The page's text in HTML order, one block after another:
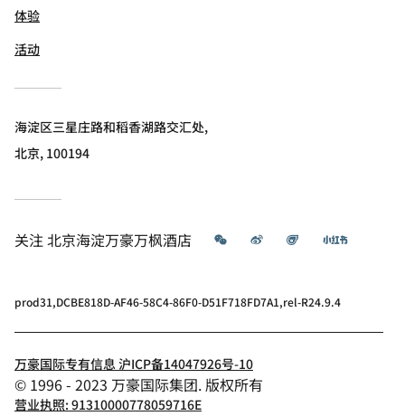
体验
活动
海淀区三星庄路和稻香湖路交汇处,
北京, 100194
关注北京海淀万豪万枫酒店 微信 微博 飞猪 小红书
prod31,DCBE818D-AF46-58C4-86F0-D51F718FD7A1,rel-R24.9.4
万豪国际专有信息 沪ICP备14047926号-10
© 1996 - 2023 万豪国际集团. 版权所有
营业执照: 91310000778059716E